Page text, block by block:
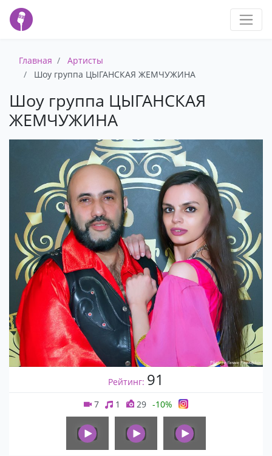
Главная
Артисты
Шоу группа ЦЫГАНСКАЯ ЖЕМЧУЖИНА
Шоу группа ЦЫГАНСКАЯ
ЖЕМЧУЖИНА
Рейтинг: 91
7 1 29 -10%